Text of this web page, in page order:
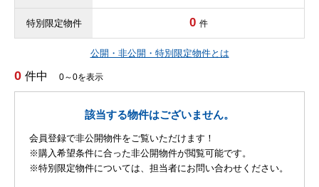
特別限定物件 0 件
公開・非公開・特別限定物件とは
0 件中 0～0を表示
該当する物件はございません。
会員登録で非公開物件をご覧いただけます！
※購入希望条件に合った非公開物件が閲覧可能です。
※特別限定物件については、担当者にお問い合わせください。